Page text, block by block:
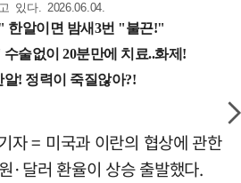
있다. 2026.06.04.
자 = 미국과 이란의 협상에 관한
·달러 환율이 상승 출발했다.